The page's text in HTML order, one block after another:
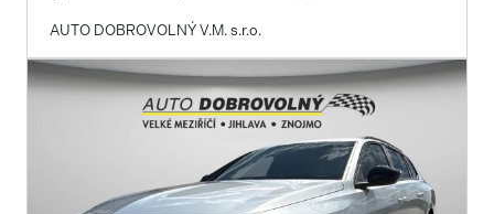
AUTO DOBROVOLNÝ V.M. s.r.o.